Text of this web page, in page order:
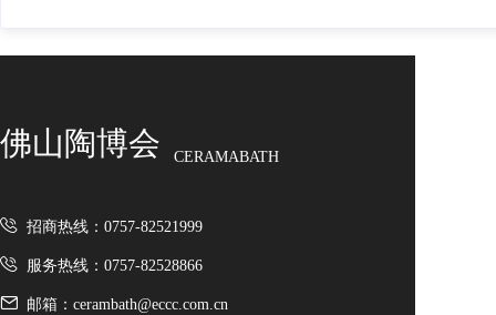
佛山陶博会 CERAMABATH
招商热线：0757-82521999
服务热线：0757-82528866
邮箱：cerambath@eccc.com.cn